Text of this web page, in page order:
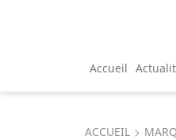
Accueil
ACCUEIL